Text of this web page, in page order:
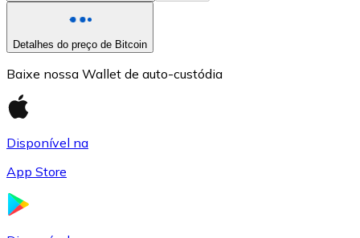
Detalhes do preço de Bitcoin
Baixe nossa Wallet de auto-custódia
Disponível na
App Store